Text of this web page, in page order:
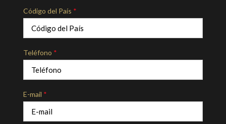
Código del País *
Teléfono *
E-mail *